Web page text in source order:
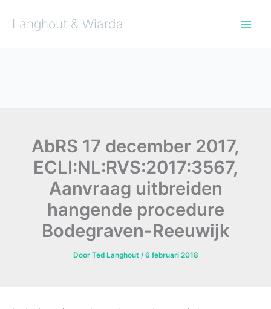
inhoudLanghout & Wiarda
AbRS 17 december 2017,
ECLI:NL:RVS:2017:3567,
Aanvraag uitbreiden
hangende procedure
Bodegraven-Reeuwijk
Door Ted Langhout /6 februari 2018